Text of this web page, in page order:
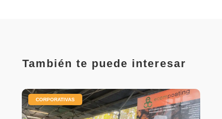
También te puede interesar
CORPORATIVAS